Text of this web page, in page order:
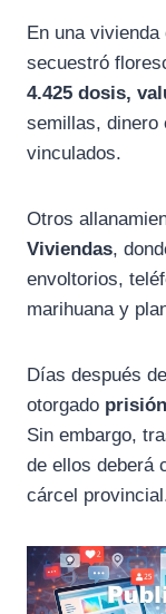
En una vivienda
secuestró
4.425 dosis,
semillas, dinero
vinculados.
Otros
Viviendas,
envoltorios,
marihuana y
Días después
otorgado
Sin embargo,
de ellos deberá
cárcel